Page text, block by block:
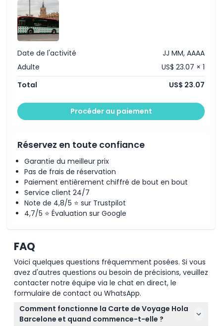
Options de transport incluses entre le centre-ville de
Barcelone et l'aéroport de Barcelone-El Prat :
Métro : ligne L9 - Terminal 1 et Terminal 2
Train de banlieue Renfe : ligne R2 Nord - Terminal 2
Bus : ligne 46 - Terminal 1 et Terminal 2
Exclusions
Service Aerobus Bus de nuit (NitBus)
Trains de banlieue Renfe en zone 2-6
Date de l'activité
JJ MM, AAAA
Adulte
US$ 23.07 × 1
Total
US$ 23.07
Procéder au paiement
Réservez en toute confiance
Garantie du meilleur prix
Pas de frais de réservation
Paiement entièrement chiffré de bout en bout
Service client 24/7
Note de 4,8/5 ⭐ sur Trustpilot
4,7/5 ⭐ Évaluation sur Google
FAQ
Voici quelques questions fréquemment posées. Si vous
avez d'autres questions ou besoin de précisions, veuillez
contacter notre équipe via le chat en direct, le
formulaire de contact ou WhatsApp.
Comment fonctionne la Carte de Voyage Hola
Barcelone et quand commence-t-elle ?